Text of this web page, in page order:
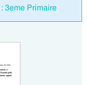
3eme Primaire